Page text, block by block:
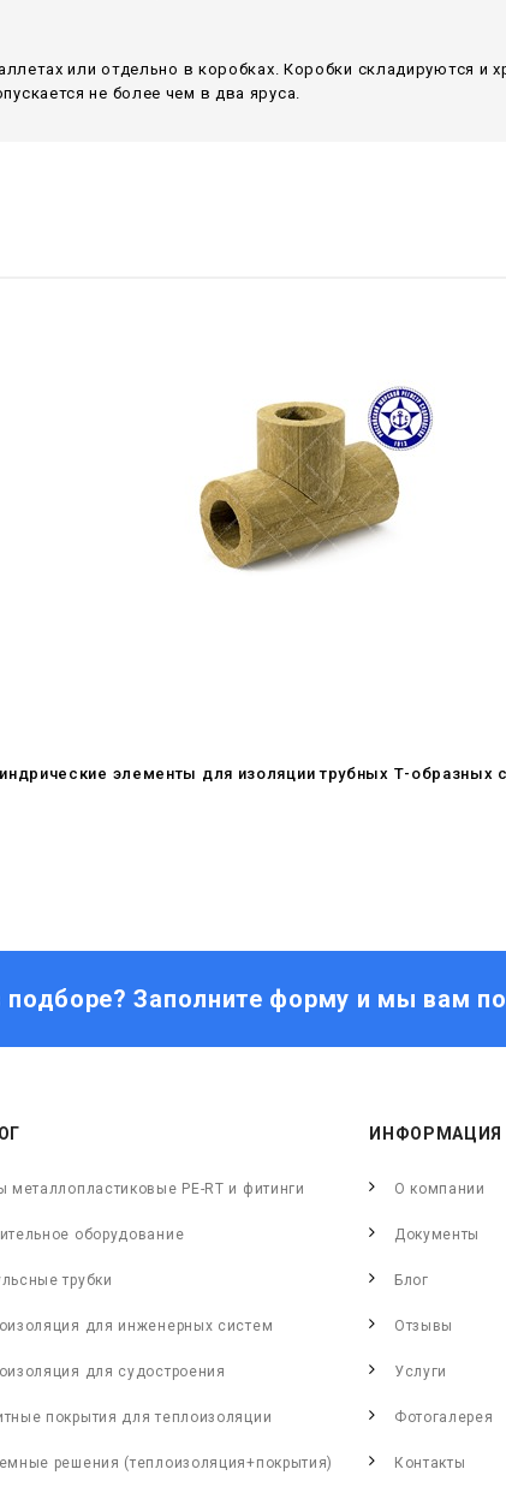
или отдельно в коробках. Коробки складируются и
не более чем в два яруса.
элементы для изоляции трубных Т-образных
Заполните форму и мы вам
металлопластиковые PE-RT и фитинги
оборудование
трубки
для инженерных систем
для судостроения
покрытия для теплоизоляции
решения (теплоизоляция+покрытия)
ИНФОРМАЦИЯ
О компании
Документы
Блог
Отзывы
Услуги
Фотогалерея
Контакты